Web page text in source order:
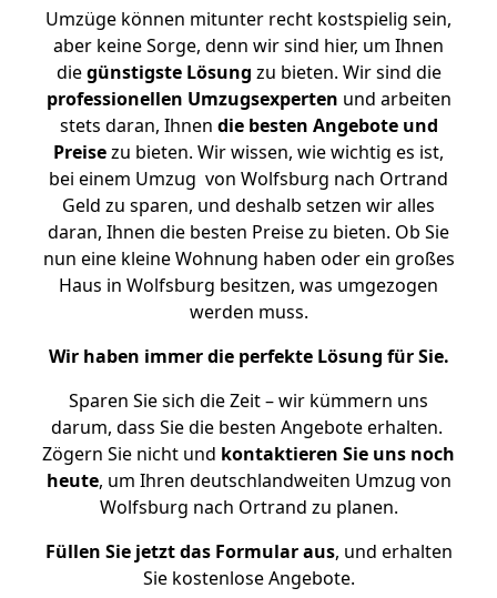
Umzüge können mitunter recht kostspielig sein,
aber keine Sorge, denn wir sind hier, um Ihnen
diegünstigste Lösung zu bieten. Wir sind die
professionellen Umzugsexperten und arbeiten
stets daran, Ihnen die besten Angebote und
Preisezu bieten. Wir wissen, wie wichtig es ist,
bei einem Umzug von Wolfsburg nach Ortrand
Geld zu sparen, und deshalb setzen wir alles
daran, Ihnen die besten Preise zu bieten. Ob Sie
nun eine kleine Wohnung haben oder ein großes
Haus in Wolfsburg besitzen, was umgezogen
werden muss.
Wir haben immer die perfekte Lösung für Sie.
Sparen Sie sich die Zeit – wir kümmern uns
darum, dass Sie die besten Angebote erhalten.
Zögern Sie nicht und kontaktieren Sie uns noch
heute, um Ihren deutschlandweiten Umzug von
Wolfsburg nach Ortrand zu planen.
Füllen Sie jetzt das Formular aus, und erhalten
Sie kostenlose Angebote.